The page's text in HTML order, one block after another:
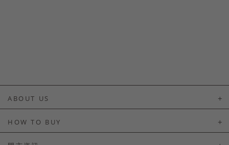
ABOUT US
HOW TO BUY
如何購買